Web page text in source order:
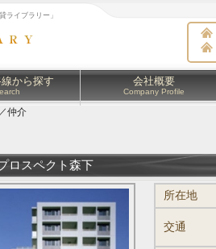
ライブラリー」
から探す 会社概要
Company Profile
仲介
ロスペクト森下
所在地
交通